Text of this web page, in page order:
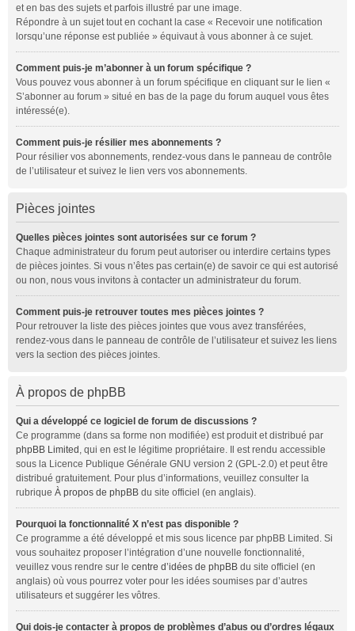
et en bas des sujets et parfois illustré par une image.
Répondre à un sujet tout en cochant la case « Recevoir une notification
lorsqu’une réponse est publiée » équivaut à vous abonner à ce sujet.
Comment puis-je m’abonner à un forum spécifique ?
Vous pouvez vous abonner à un forum spécifique en cliquant sur le lien «
S’abonner au forum » situé en bas de la page du forum auquel vous êtes
intéressé(e).
Comment puis-je résilier mes abonnements ?
Pour résilier vos abonnements, rendez-vous dans le panneau de contrôle
de l’utilisateur et suivez le lien vers vos abonnements.
Pièces jointes
Quelles pièces jointes sont autorisées sur ce forum ?
Chaque administrateur du forum peut autoriser ou interdire certains types
de pièces jointes. Si vous n’êtes pas certain(e) de savoir ce qui est autorisé
ou non, nous vous invitons à contacter un administrateur du forum.
Comment puis-je retrouver toutes mes pièces jointes ?
Pour retrouver la liste des pièces jointes que vous avez transférées,
rendez-vous dans le panneau de contrôle de l’utilisateur et suivez les liens
vers la section des pièces jointes.
À propos de phpBB
Qui a développé ce logiciel de forum de discussions ?
Ce programme (dans sa forme non modifiée) est produit et distribué par
phpBB Limited , qui en est le légitime propriétaire. Il est rendu accessible
sous la Licence Publique Générale GNU version 2 (GPL-2.0) et peut être
distribué gratuitement. Pour plus d’informations, veuillez consulter la
rubrique À propos de phpBB du site officiel (en anglais).
Pourquoi la fonctionnalité X n’est pas disponible ?
Ce programme a été développé et mis sous licence par phpBB Limited. Si
vous souhaitez proposer l’intégration d’une nouvelle fonctionnalité,
veuillez vous rendre sur le centre d’idées de phpBB du site officiel (en
anglais) où vous pourrez voter pour les idées soumises par d’autres
utilisateurs et suggérer les vôtres.
Qui dois-je contacter à propos de problèmes d’abus ou d’ordres légaux